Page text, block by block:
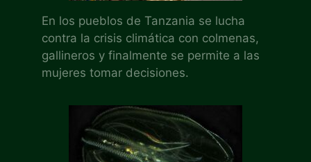
En los pueblos de Tanzania se lucha
contra la crisis climática con colmenas,
gallineros y finalmente se permite a las
mujeres tomar decisiones.